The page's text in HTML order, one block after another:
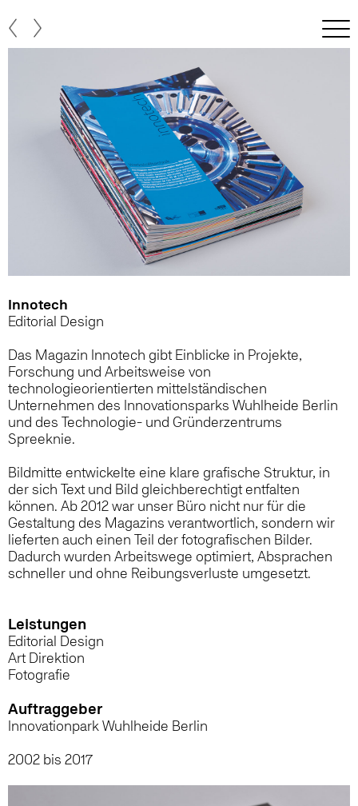
Innotech
Editorial Design
Das Magazin Innotech gibt Einblicke in Projekte,
Forschung und Arbeitsweise von
technologieorientierten mittelständischen
Unternehmen des Innovationsparks Wuhlheide Berlin
und des Technologie- und Gründerzentrums
Spreeknie.
Bildmitte entwickelte eine klare grafische Struktur, in
der sich Text und Bild gleichberechtigt entfalten
können. Ab 2012 war unser Büro nicht nur für die
Gestaltung des Magazins verantwortlich, sondern wir
lieferten auch einen Teil der fotografischen Bilder.
Dadurch wurden Arbeitswege optimiert, Absprachen
schneller und ohne Reibungsverluste umgesetzt.
Leistungen
Editorial Design
Art Direktion
Fotografie
Auftraggeber
Innovationpark Wuhlheide Berlin
2002 bis 2017